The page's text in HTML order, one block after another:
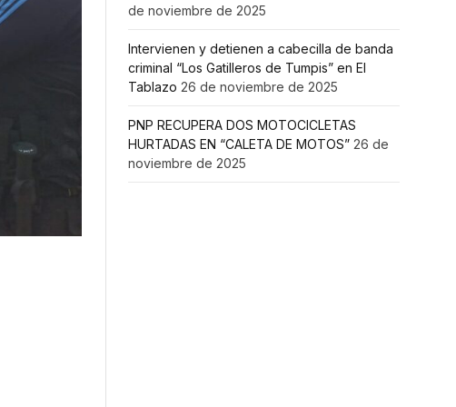
de noviembre de 2025
Intervienen y detienen a cabecilla de banda
criminal “Los Gatilleros de Tumpis” en El
Tablazo 26 de noviembre de 2025
PNP RECUPERA DOS MOTOCICLETAS
HURTADAS EN “CALETA DE MOTOS” 26 de
noviembre de 2025